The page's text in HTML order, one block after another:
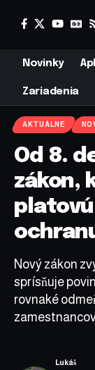
Novinky
Zariadenia
AKTUÁLNE
Od 8.
zákon,
Nový zákon
sprísňuje
rovnaké
Lukáš